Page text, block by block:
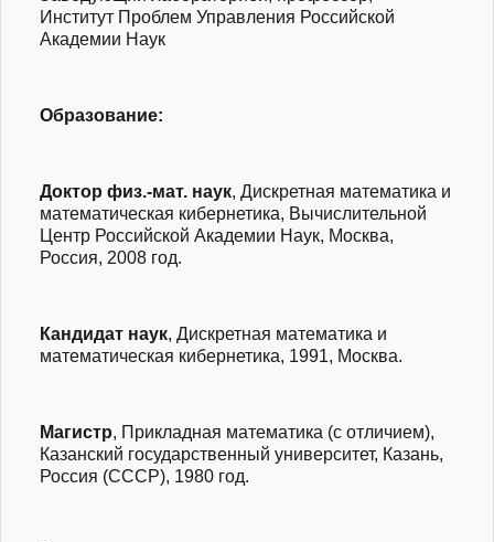
Институт Проблем Управления Российской
Академии Наук
Образование:
Доктор физ.-мат. наук, Дискретная математика и
математическая кибернетика, Вычислительной
Центр Российской Академии Наук, Москва,
Россия, 2008 год.
Кандидат наук, Дискретная математика и
математическая кибернетика, 1991, Москва.
Магистр, Прикладная математика (с отличием),
Казанский государственный университет, Казань,
Россия (СССР), 1980 год.